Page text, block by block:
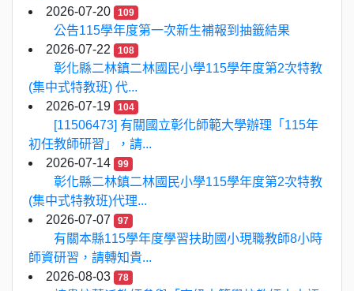
2026-07-20
109
公告115學年度第一次新生補報到抽籤結果
2026-07-22
108
彰化縣二林鎮二林國民小學115學年度第2次特教
(集中式特教班) 代...
2026-07-19
104
[11506473] 有關國立彰化師範大學辦理「115年
初任教師研習」，請...
2026-07-14
99
彰化縣二林鎮二林國民小學115學年度第2次特教
(集中式特教班)代理...
2026-07-07
97
有關本縣115學年度學習扶助國小現職教師8小時
師資研習，請轉知貴...
2026-08-03
78